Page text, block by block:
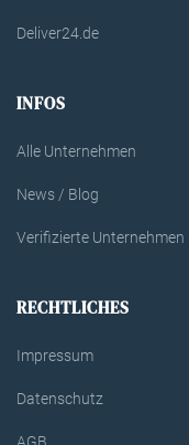
Deliver24.de
INFOS
Alle Unternehmen
News / Blog
Verifizierte Unternehmen
RECHTLICHES
Impressum
Datenschutz